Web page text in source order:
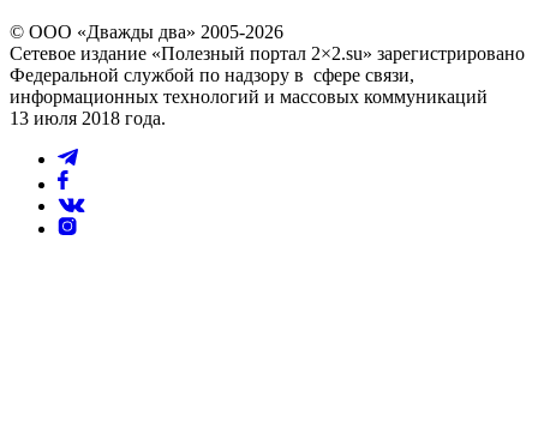
© ООО «Дважды два» 2005-2026
Сетевое издание «Полезный портал 2×2.su» зарегистрировано
Федеральной службой по надзору в сфере связи,
информационных технологий и массовых коммуникаций
13 июля 2018 года.